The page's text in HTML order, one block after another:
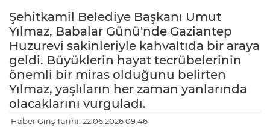
Şehitkamil Belediye Başkanı Umut
Yılmaz, Babalar Günü'nde Gaziantep
Huzurevi sakinleriyle kahvaltıda bir araya
geldi. Büyüklerin hayat tecrübelerinin
önemli bir miras olduğunu belirten
Yılmaz, yaşlıların her zaman yanlarında
olacaklarını vurguladı.
Haber Giriş Tarihi: 22.06.2026 09:46